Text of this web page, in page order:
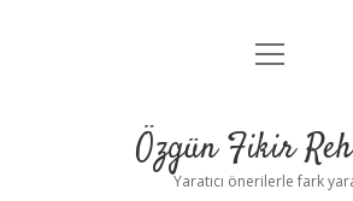
Gizlilik Politikası
Yasal Uyarı
menüyü
Özgün Fikir
Yaratıcı önerilerle fark